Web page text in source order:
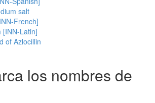
salt
French]
[INN-Latin]
of Azlocillin
los nombres de